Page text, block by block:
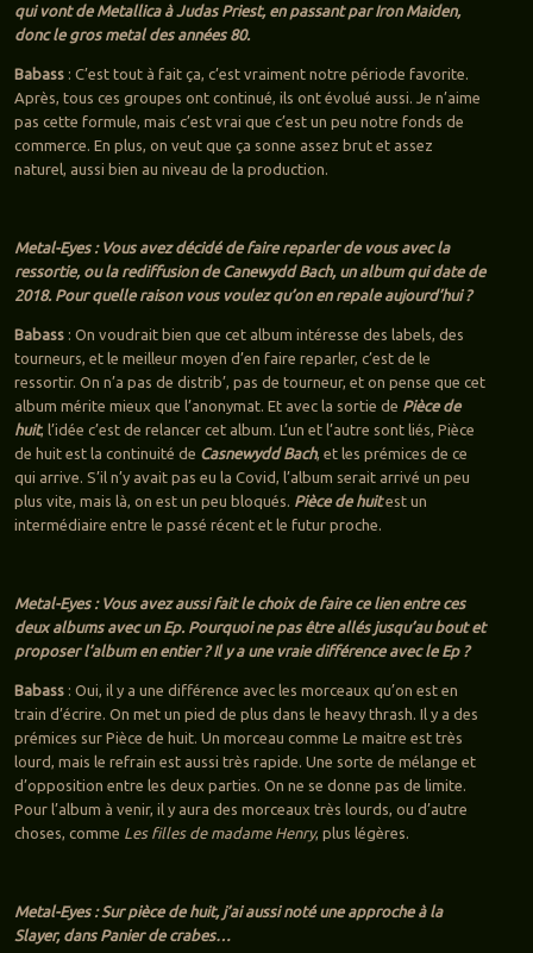
qui vont de Metallica à Judas Priest, en passant par Iron Maiden,
donc le gros metal des années 80.
Babass: C’est tout à fait ça, c’est vraiment notre période favorite.
Après, tous ces groupes ont continué, ils ont évolué aussi. Je n’aime
pas cette formule, mais c’est vrai que c’est un peu notre fonds de
commerce. En plus, on veut que ça sonne assez brut et assez
naturel, aussi bien au niveau de la production.
Metal-Eyes : Vous avez décidé de faire reparler de vous avec la
ressortie, ou la rediffusion de Canewydd Bach, un album qui date de
2018. Pour quelle raison vous voulez qu’on en repale aujourd’hui ?
Babass: On voudrait bien que cet album intéresse des labels, des
tourneurs, et le meilleur moyen d’en faire reparler, c’est de le
ressortir. On n’a pas de distrib’, pas de tourneur, et on pense que cet
album mérite mieux que l’anonymat. Et avec la sortie de Pièce de
huit, l’idée c’est de relancer cet album. L’un et l’autre sont liés, Pièce
de huit est la continuité de Casnewydd Bach, et les prémices de ce
qui arrive. S’il n’y avait pas eu la Covid, l’album serait arrivé un peu
plus vite, mais là, on est un peu bloqués. Pièce de huitest un
intermédiaire entre le passé récent et le futur proche.
Metal-Eyes : Vous avez aussi fait le choix de faire ce lien entre ces
deux albums avec un Ep. Pourquoi ne pas être allés jusqu’au bout et
proposer l’album en entier ? Il y a une vraie différence avec le Ep ?
Babass: Oui, il y a une différence avec les morceaux qu’on est en
train d’écrire. On met un pied de plus dans le heavy thrash. Il y a des
prémices sur Pièce de huit. Un morceau comme Le maitre est très
lourd, mais le refrain est aussi très rapide. Une sorte de mélange et
d’opposition entre les deux parties. On ne se donne pas de limite.
Pour l’album à venir, il y aura des morceaux très lourds, ou d’autre
choses, comme Les filles de madame Henry, plus légères.
Metal-Eyes : Sur pièce de huit, j’ai aussi noté une approche à la
Slayer, dans Panier de crabes…